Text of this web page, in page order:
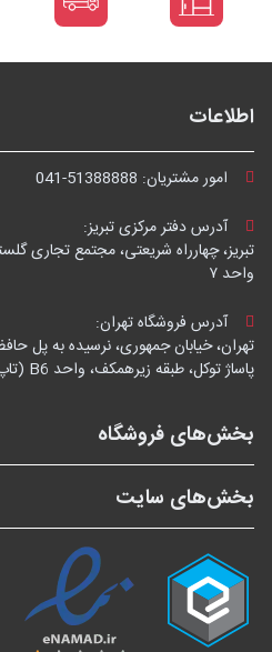
اطلاعات
امور مشتریان: 041-51388888
آدرس دفتر مرکزی تبریز:
تبریز، چهارراه شریعتی، مجتمع تجاری
واحد ۷
آدرس فروشگاه تهران:
تهران، خیابان جمهوری، نرسیده به پل
پاساژ توکل، طبقه زیرهمکف، واحد B6 (تاپ ترونیک)
بخش‌های فروشگاه
بخش‌های سایت